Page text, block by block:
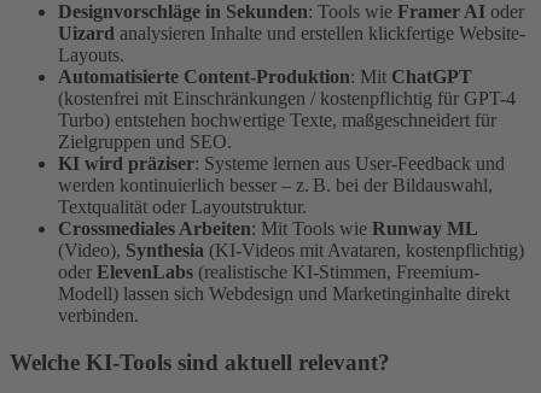
Designvorschläge in Sekunden: Tools wie Framer AI oder
Uizard analysieren Inhalte und erstellen klickfertige Website-
Layouts.
Automatisierte Content-Produktion: Mit ChatGPT
(kostenfrei mit Einschränkungen / kostenpflichtig für GPT-4
Turbo) entstehen hochwertige Texte, maßgeschneidert für
Zielgruppen und SEO.
KI wird präziser: Systeme lernen aus User-Feedback und
werden kontinuierlich besser – z. B. bei der Bildauswahl,
Textqualität oder Layoutstruktur.
Crossmediales Arbeiten: Mit Tools wie Runway ML
(Video), Synthesia (KI-Videos mit Avataren, kostenpflichtig)
oder ElevenLabs (realistische KI-Stimmen, Freemium-
Modell) lassen sich Webdesign und Marketinginhalte direkt
verbinden.
Welche KI-Tools sind aktuell relevant?